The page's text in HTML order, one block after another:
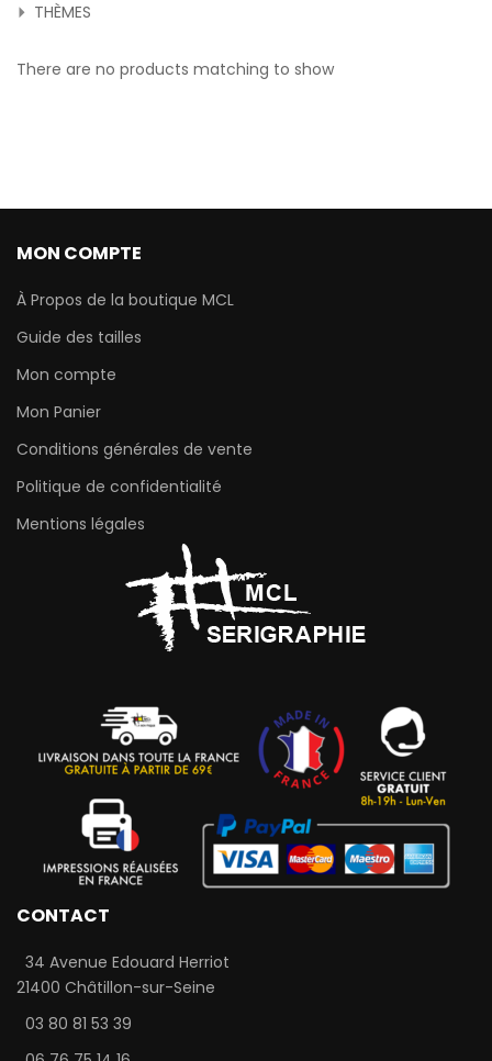
THÈMES
There are no products matching to show
MON COMPTE
À Propos de la boutique MCL
Guide des tailles
Mon compte
Mon Panier
Conditions générales de vente
Politique de confidentialité
Mentions légales
CONTACT
34 Avenue Edouard Herriot
21400 Châtillon-sur-Seine
03 80 81 53 39